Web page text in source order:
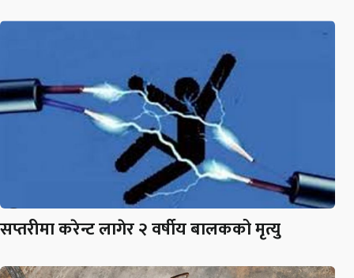
सप्तरीमा करेन्ट लागेर २ वर्षीय बालकको मृत्यु